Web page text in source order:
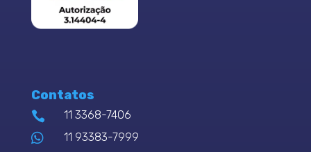
Contatos
 11 3368-7406
 11 93383-7999